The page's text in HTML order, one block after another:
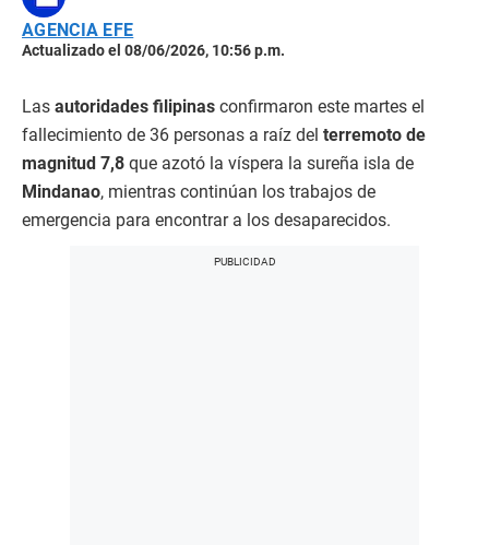
AGENCIA EFE
Actualizado el 08/06/2026, 10:56 p.m.
Las autoridades filipinas confirmaron este martes el
fallecimiento de 36 personas a raíz del terremoto de
magnitud 7,8 que azotó la víspera la sureña isla de
Mindanao, mientras continúan los trabajos de
emergencia para encontrar a los desaparecidos.